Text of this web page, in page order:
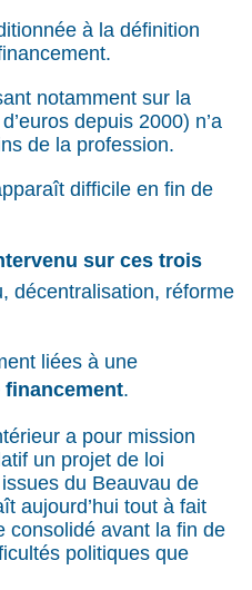
à la définition
notamment sur la
depuis 2000) n’a
de la profession.
difficile en fin de
sur ces trois
décentralisation, réforme
liées à une
financement.
a pour mission
un projet de loi
du Beauvau de
aujourd’hui tout à fait
consolidé avant la fin de
politiques que